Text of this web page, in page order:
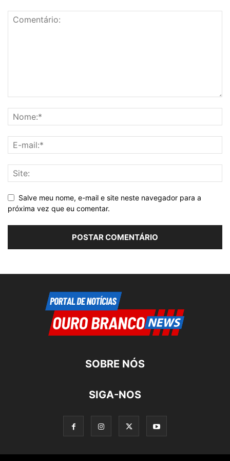
Salve meu nome, e-mail e site neste navegador para a
próxima vez que eu comentar.
SOBRE NÓS
SIGA-NOS